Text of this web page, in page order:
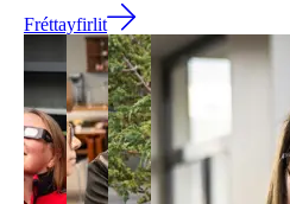
Fréttayfirlit